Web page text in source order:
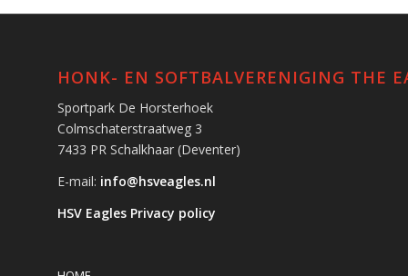
HONK- EN SOFTBALVERENIGING THE
Sportpark De Horsterhoek
Colmschaterstraatweg 3
7433 PR Schalkhaar (Deventer)
E-mail: info@hsveagles.nl
HSV Eagles Privacy policy